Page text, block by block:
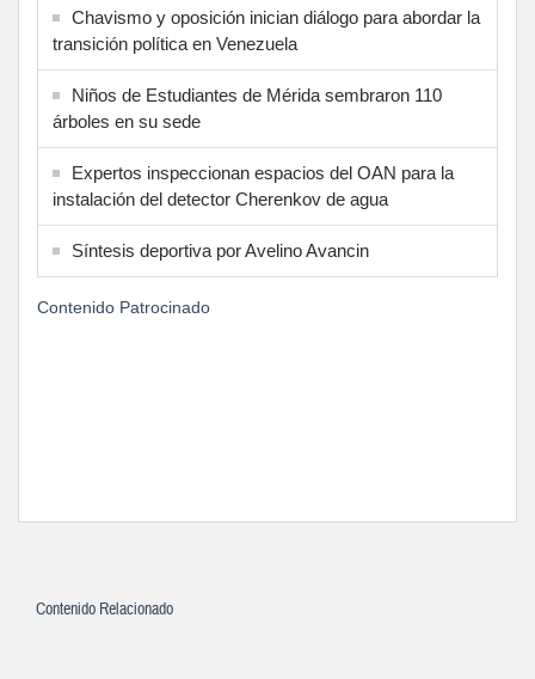
Chavismo y oposición inician diálogo para abordar la
transición política en Venezuela
Niños de Estudiantes de Mérida sembraron 110
árboles en su sede
Expertos inspeccionan espacios del OAN para la
instalación del detector Cherenkov de agua
Síntesis deportiva por Avelino Avancin
Contenido Patrocinado
Contenido Relacionado